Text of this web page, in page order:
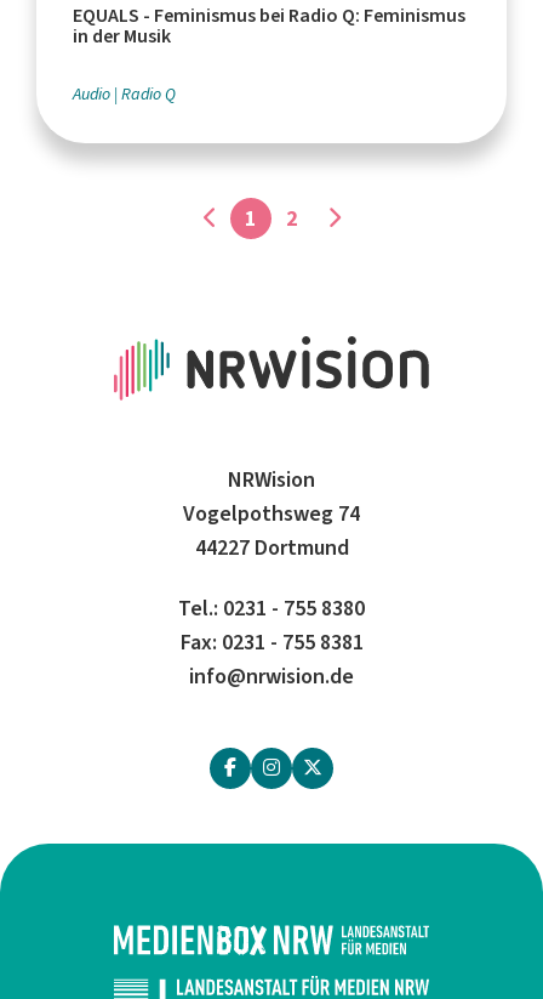
EQUALS - Feminismus bei Radio Q: Feminismus
in der Musik
Audio Radio Q
1 2
NRWision
Vogelpothsweg 74
44227 Dortmund
Tel.: 0231 - 755 8380
Fax: 0231 - 755 8381
info@nrwision.de